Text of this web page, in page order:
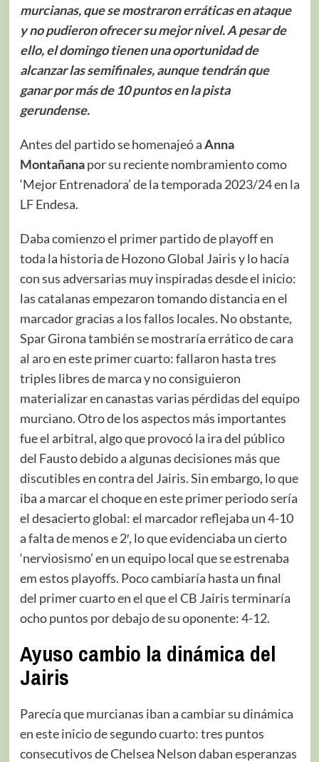
murcianas, que se mostraron erráticas en ataque
y no pudieron ofrecer su mejor nivel. A pesar de
ello, el domingo tienen una oportunidad de
alcanzar las semifinales, aunque tendrán que
ganar por más de 10 puntos en la pista
gerundense.
Antes del partido se homenajeó aAnna
Montañanapor su reciente nombramiento como
‘Mejor Entrenadora’ de la temporada 2023/24 en la
LF Endesa.
Daba comienzo el primer partido de playoff en
toda la historia de Hozono Global Jairis y lo hacía
con sus adversarias muy inspiradas desde el inicio:
las catalanas empezaron tomando distancia en el
marcador gracias a los fallos locales. No obstante,
Spar Girona también se mostraría errático de cara
al aro en este primer cuarto: fallaron hasta tres
triples libres de marca y no consiguieron
materializar en canastas varias pérdidas del equipo
murciano. Otro de los aspectos más importantes
fue el arbitral, algo que provocó la ira del público
del Fausto debido a algunas decisiones más que
discutibles en contra del Jairis. Sin embargo, lo que
iba a marcar el choque en este primer periodo sería
el desacierto global: el marcador reflejaba un 4-10
a falta de menos e 2′, lo que evidenciaba un cierto
‘nerviosismo’ en un equipo local que se estrenaba
em estos playoffs. Poco cambiaría hasta un final
del primer cuarto en el que el CB Jairis terminaría
ocho puntos por debajo de su oponente: 4-12.
Ayuso cambio la dinámica del
Jairis
Parecía que murcianas iban a cambiar su dinámica
en este inicio de segundo cuarto: tres puntos
consecutivos de Chelsea Nelson daban esperanzas